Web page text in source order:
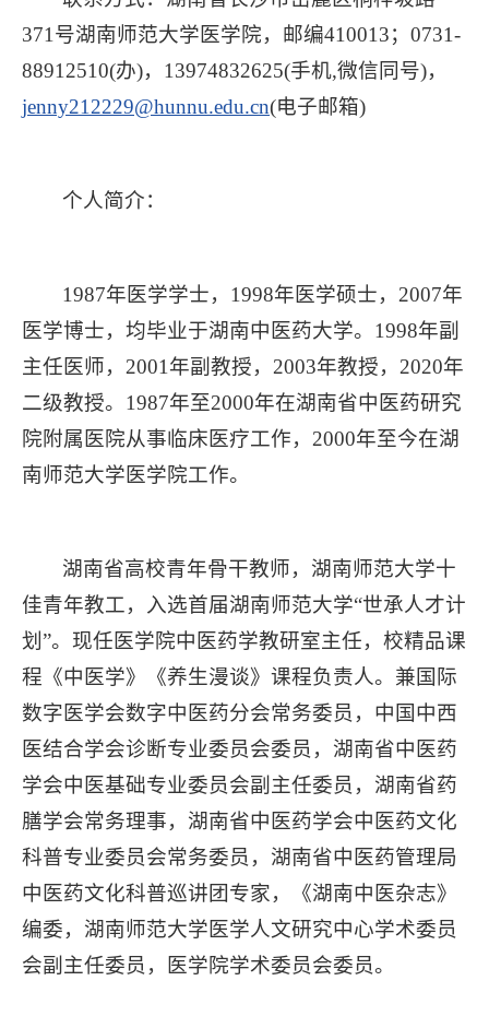
371号湖南师范大学医学院，邮编410013；0731-
88912510(办)，13974832625(手机,微信同号)，
jenny212229@hunnu.edu.cn(电子邮箱)
个人简介：
1987年医学学士，1998年医学硕士，2007年
医学博士，均毕业于湖南中医药大学。1998年副
主任医师，2001年副教授，2003年教授，2020年
二级教授。1987年至2000年在湖南省中医药研究
院附属医院从事临床医疗工作，2000年至今在湖
南师范大学医学院工作。
湖南省高校青年骨干教师，湖南师范大学十
佳青年教工，入选首届湖南师范大学“世承人才计
划”。现任医学院中医药学教研室主任，校精品课
程《中医学》《养生漫谈》课程负责人。兼国际
数字医学会数字中医药分会常务委员，中国中西
医结合学会诊断专业委员会委员，湖南省中医药
学会中医基础专业委员会副主任委员，湖南省药
膳学会常务理事，湖南省中医药学会中医药文化
科普专业委员会常务委员，湖南省中医药管理局
中医药文化科普巡讲团专家，《湖南中医杂志》
编委，湖南师范大学医学人文研究中心学术委员
会副主任委员，医学院学术委员会委员。